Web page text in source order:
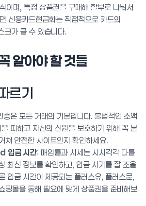
이며, 특정 상품권을 구매해 할부로 나눠서
신용카드현금화는 직접적으로 카드의
크가 클 수 있습니다.
알아야 할 것들
르기
증은 모든 거래의 기본입니다. 불법적인 소액
피하고 자신의 신원을 보호하기 위해 꼭 본
쳐 안전한 사이트인지 확인하세요.
입금 시간: 매입률과 시세는 시시각각 다를
최신 정보를 확인하고, 입금 시기를 잘 조율
입금 시간이 제공되는 플러스유, 플러스문,
핑몰을 통해 필요에 맞게 상품권을 준비해보